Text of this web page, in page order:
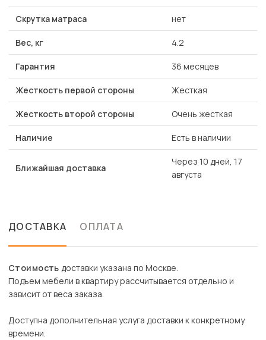
Скрутка матраса нет
Вес, кг 4.2
Гарантия 36 месяцев
Жесткость первой стороны Жесткая
Жесткость второй стороны Очень жесткая
Наличие Есть в наличии
Ближайшая доставка
Через 10 дней, 17
августа
ДОСТАВКА ОПЛАТА
Стоимость доставки указана по Москве.
Подъем мебели в квартиру рассчитывается отдельно и
зависит от веса заказа.
Доступна дополнительная услуга доставки к конкретному
времени.